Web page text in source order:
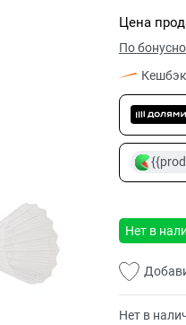
Цена
По
Кешбэк
Нет в
Нет в